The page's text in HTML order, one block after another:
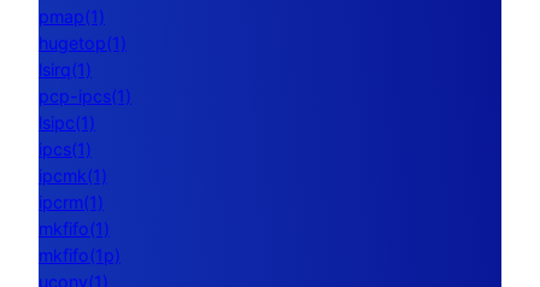
pmap(1)
hugetop(1)
lsirq(1)
pcp-ipcs(1)
lsipc(1)
ipcs(1)
ipcmk(1)
ipcrm(1)
mkfifo(1)
mkfifo(1p)
uconv(1)